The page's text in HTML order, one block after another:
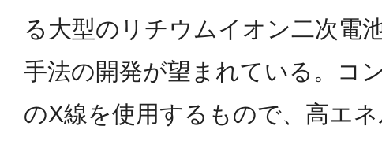
る大型のリチウムイオン二次電
手法の開発が望まれている。コ
のX線を使用するもので、高エ